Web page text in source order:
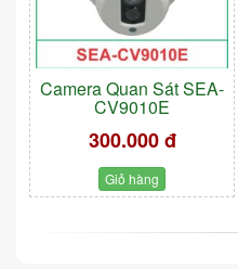
Camera Quan Sát SEA-
CV9010E
300.000 đ
Giỏ hàng